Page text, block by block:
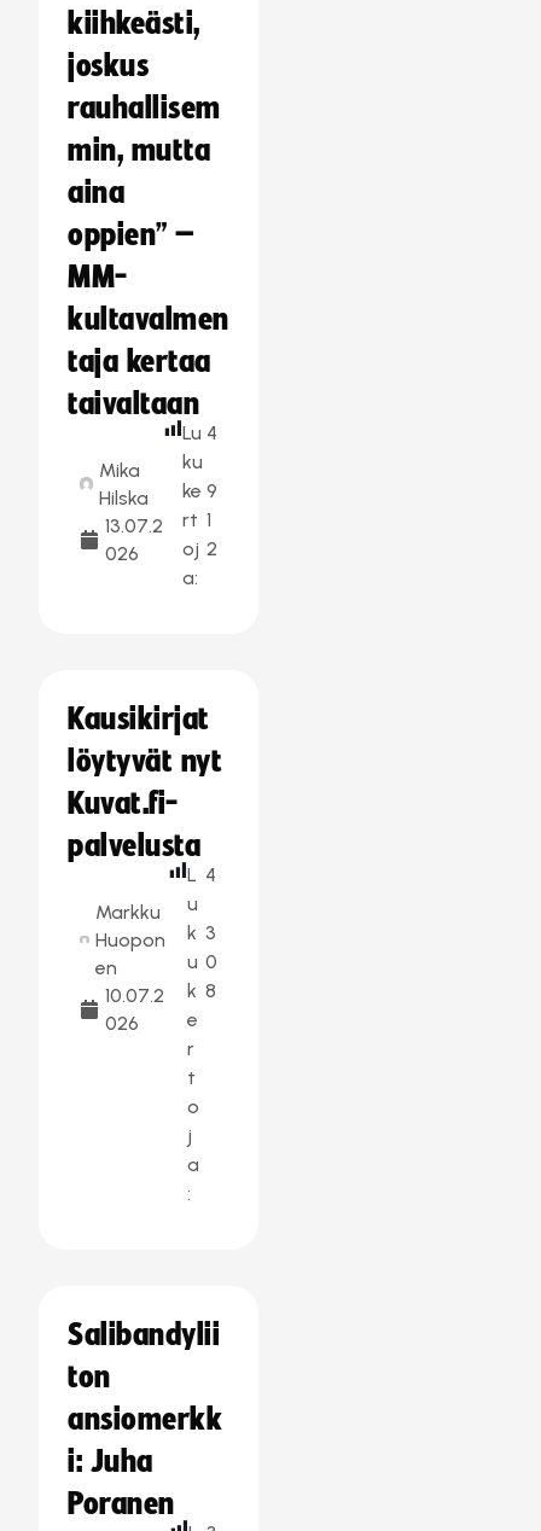
kiihkeästi,
joskus
rauhallisem
min, mutta
aina
oppien” –
MM-
kultavalmen
taja kertaa
taivaltaan
Mika
Hilska
13.07.2
026
Lu
ku
ke
rt
oj
a:
4
9
1
2
Kausikirjat
löytyvät nyt
Kuvat.fi-
palvelusta
Markku
Huopon
en
10.07.2
026
L
u
k
u
k
e
r
t
o
j
a
:
4
3
0
8
Salibandylii
ton
ansiomerkk
i: Juha
Poranen